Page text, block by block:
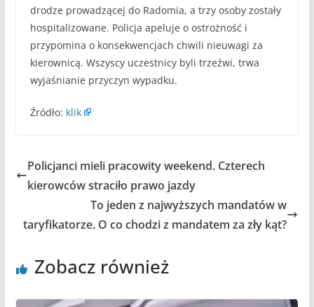
drodze prowadzącej do Radomia, a trzy osoby zostały
hospitalizowane. Policja apeluje o ostrożność i
przypomina o konsekwencjach chwili nieuwagi za
kierownicą. Wszyscy uczestnicy byli trzeźwi, trwa
wyjaśnianie przyczyn wypadku.
Źródło: klik
Policjanci mieli pracowity weekend. Czterech
kierowców straciło prawo jazdy
To jeden z najwyższych mandatów w
taryfikatorze. O co chodzi z mandatem za zły kąt?
Zobacz również